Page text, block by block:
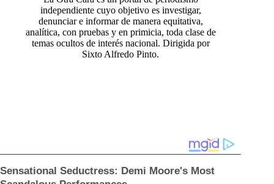
independiente cuyo objetivo es investigar,
denunciar e informar de manera equitativa,
analítica, con pruebas y en primicia, toda clase de
temas ocultos de interés nacional. Dirigida por
Sixto Alfredo Pinto.